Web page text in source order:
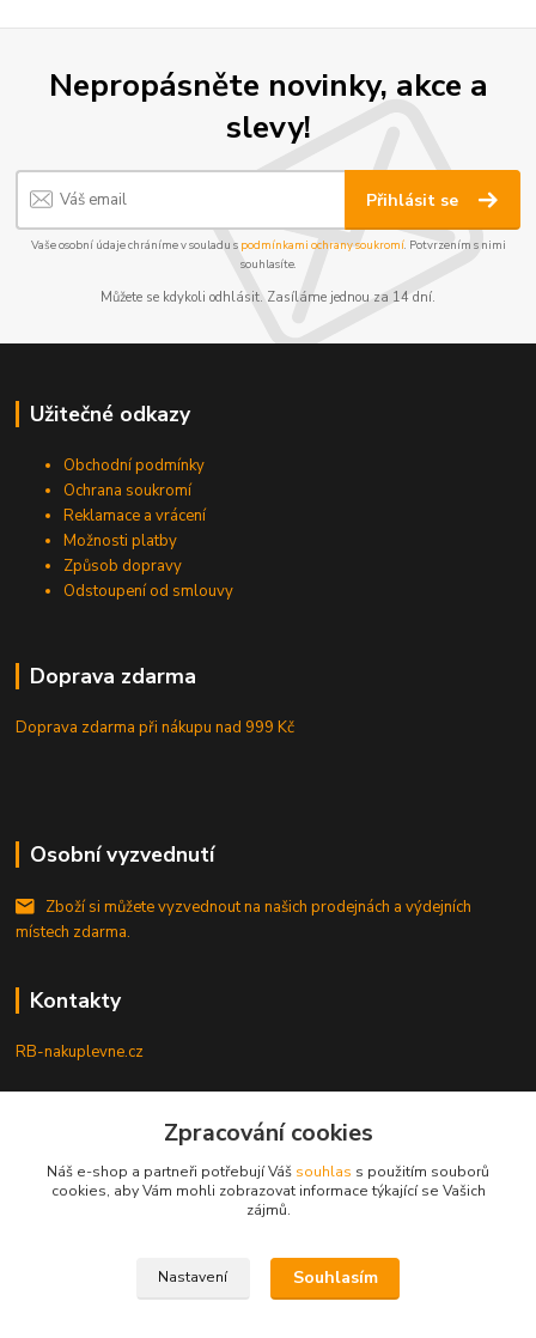
Nepropásněte novinky, akce a
slevy!
Přihlásit se
Vaše osobní údaje chráníme v souladu s podmínkami ochrany soukromí. Potvrzením s nimi
souhlasíte.
Můžete se kdykoli odhlásit. Zasíláme jednou za 14 dní.
Užitečné odkazy
Obchodní podmínky
Ochrana soukromí
Reklamace a vrácení
Možnosti platby
Způsob dopravy
Odstoupení od smlouvy
Doprava zdarma
Doprava zdarma při nákupunad 999 Kč
Osobní vyzvednutí
Zboží si můžete vyzvednout na našich prodejnách a výdejních
místech zdarma.
Kontakty
RB-nakuplevne.cz
+420 222722421
info@rb-nakuplevne.cz
Zpracování cookies
Náš e-shop a partneři potřebují Váš souhlas s použitím souborů
cookies, aby Vám mohli zobrazovat informace týkající se Vašich
zájmů.
Nastavení Souhlasím